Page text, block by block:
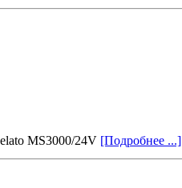
MS3000/24V [Подробнее ...]